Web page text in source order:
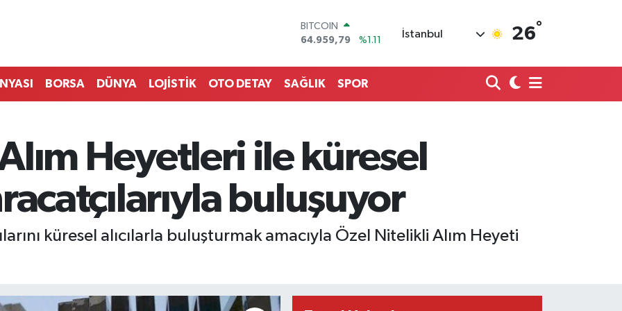
64.959,79
DOLAR
47,7436
55,2510
STERLİN
64,4811
%0.38
BİST100
13.779
%-14
İstanbul 26°
BORSA DÜNYA LOJİSTİK OTO DETAY SAĞLIK SPOR
Heyetleri ile küresel
buluşuyor
küresel alıcılarla buluşturmak amacıyla Özel Nitelikli Alım Heyeti